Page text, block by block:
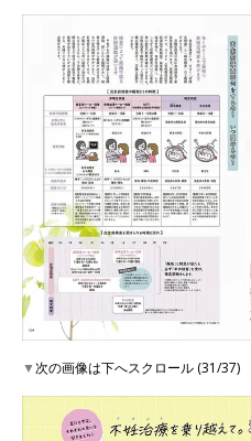
▼次の画像は下へスクロール (31/37)